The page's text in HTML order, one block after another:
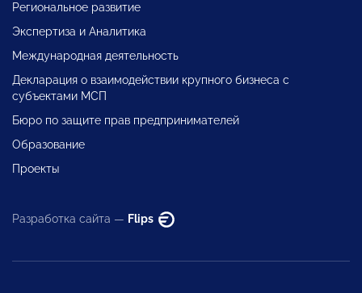
Региональное развитие
Экспертиза и Аналитика
Международная деятельность
Декларация о взаимодействии крупного бизнеса с
субъектами МСП
Бюро по защите прав предпринимателей
Образование
Проекты
Разработка сайта — Flips